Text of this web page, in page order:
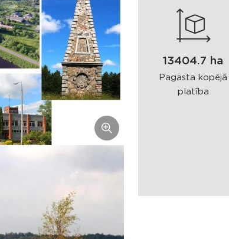
13404.7 ha
Pagasta kopējā
platība